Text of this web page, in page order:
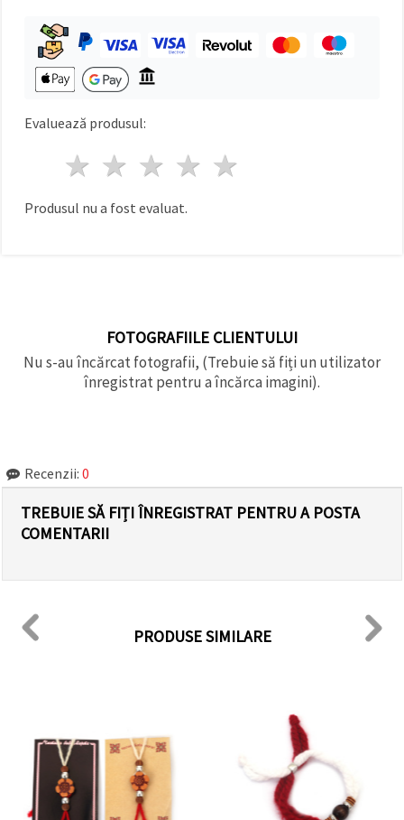
cookie -uri
făcând clic
pe butonul
"Salvați"
Аcceptati
Evaluează produsul:
4 stele
3 stele
2 stele
1 stea
Produsul nu a fost evaluat.
FOTOGRAFIILE CLIENTULUI
Nu s-au încărcat fotografii, (Trebuie să fiți un utilizator
înregistrat pentru a încărca imagini).
Recenzii: 0
TREBUIE SĂ FIȚI ÎNREGISTRAT PENTRU A POSTA
COMENTARII
PRODUSE SIMILARE